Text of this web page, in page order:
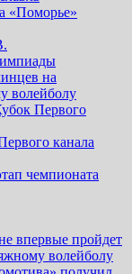
«Поморье»
на
волейболу
Первого
канала
чемпионата
впервые пройдет
волейболу